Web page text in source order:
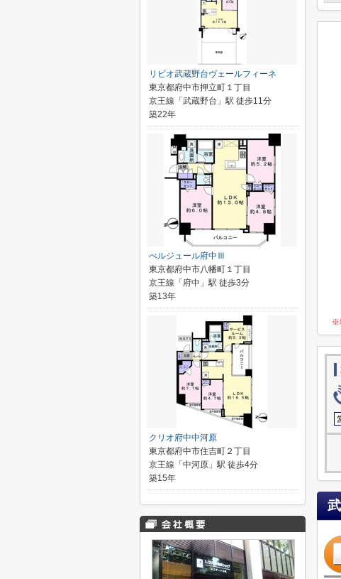
※
リビオ武蔵野台ヴェールフィーネ
東京都府中市押立町１丁目
京王線「武蔵野台」駅 徒歩11分
築22年
べルジュール府中Ⅲ
東京都府中市八幡町１丁目
京王線「府中」駅 徒歩3分
築13年
クリオ府中中河原
東京都府中市住吉町２丁目
京王線「中河原」駅 徒歩4分
築15年